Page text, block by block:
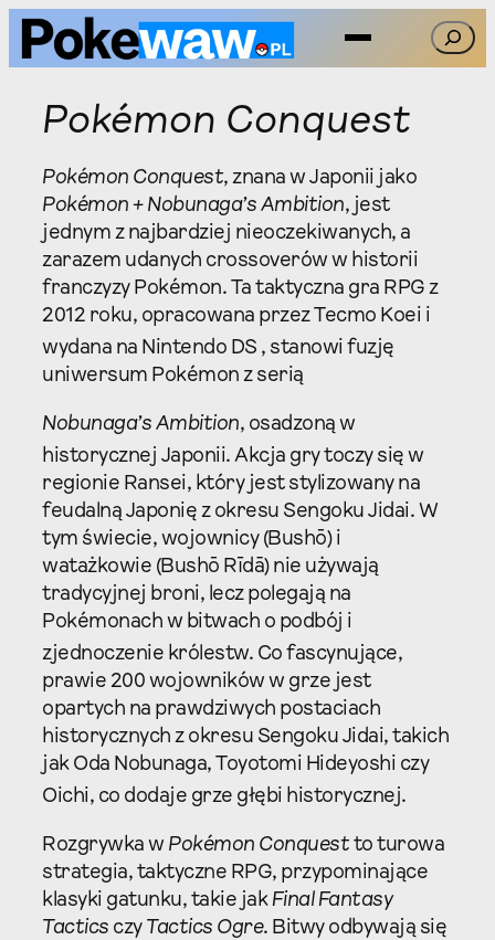
Przejdź
Szukaj
Pokémon Conquest
Pokémon Conquest, znana w Japonii jako
Pokémon + Nobunaga’s Ambition, jest
jednym z najbardziej nieoczekiwanych, a
zarazem udanych crossoverów w historii
franczyzy Pokémon. Ta taktyczna gra RPG z
2012 roku, opracowana przez Tecmo Koei i
wydana na Nintendo DS , stanowi fuzję
uniwersum Pokémon z serią
Nobunaga’s Ambition, osadzoną w
historycznej Japonii. Akcja gry toczy się w
regionie Ransei, który jest stylizowany na
feudalną Japonię z okresu Sengoku Jidai. W
tym świecie, wojownicy (Bushō) i
watażkowie (Bushō Rīdā) nie używają
tradycyjnej broni, lecz polegają na
Pokémonach w bitwach o podbój i
zjednoczenie królestw. Co fascynujące,
prawie 200 wojowników w grze jest
opartych na prawdziwych postaciach
historycznych z okresu Sengoku Jidai, takich
jak Oda Nobunaga, Toyotomi Hideyoshi czy
Oichi, co dodaje grze głębi historycznej.
Rozgrywka w Pokémon Conquest to turowa
strategia, taktyczne RPG, przypominające
klasyki gatunku, takie jak Final Fantasy
Tactics czy Tactics Ogre. Bitwy odbywają się